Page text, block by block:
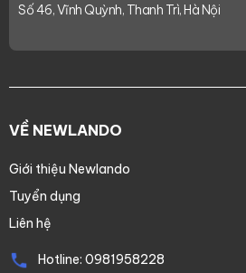
Số 46, Vĩnh Quỳnh, Thanh Trì, Hà Nội
VỀ NEWLANDO
Giới thiệu Newlando
Tuyển dụng
Liên hệ
Hotline: 0981958228